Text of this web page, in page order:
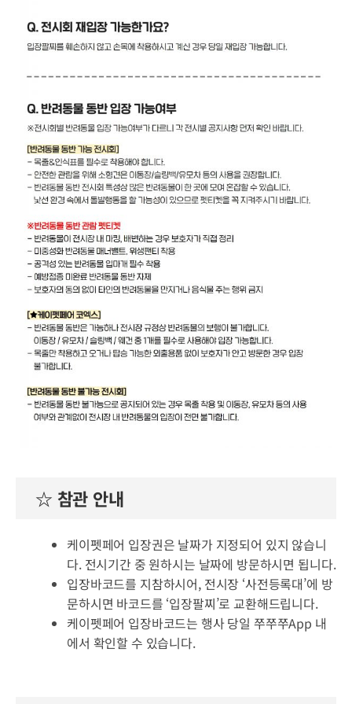
☆ 참관 안내
케이펫페어 입장권은 날짜가 지정되어 있지 않습니
다. 전시기간 중 원하시는 날짜에 방문하시면 됩니다.
입장바코드를 지참하시어, 전시장 ‘사전등록대’에 방
문하시면 바코드를 ‘입장팔찌’로 교환해드립니다.
케이펫페어 입장바코드는 행사 당일 쭈쭈쭈App 내
에서 확인할 수 있습니다.